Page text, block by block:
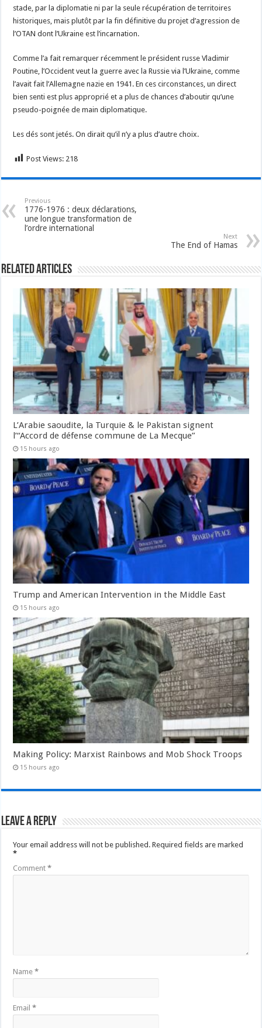
stade, par la diplomatie ni par la seule récupération de territoires
historiques, mais plutôt par la fin définitive du projet d’agression de
l’OTAN dont l’Ukraine est l’incarnation.
Comme l’a fait remarquer récemment le président russe Vladimir
Poutine, l’Occident veut la guerre avec la Russie via l’Ukraine, comme
l’avait fait l’Allemagne nazie en 1941. En ces circonstances, un direct
bien senti est plus approprié et a plus de chances d’aboutir qu’une
pseudo-poignée de main diplomatique.
Les dés sont jetés. On dirait qu’il n’y a plus d’autre choix.
Post Views: 218
Previous
1776-1976 : deux déclarations,
une longue transformation de
l’ordre international
Next
The End of Hamas
Related Articles
L’Arabie saoudite, la Turquie & le Pakistan signent
l’“Accord de défense commune de La Mecque”
15 hours ago
Trump and American Intervention in the Middle East
15 hours ago
Making Policy: Marxist Rainbows and Mob Shock Troops
15 hours ago
Leave a Reply
Your email address will not be published. Required fields are marked
*
Comment*
Name*
Email*